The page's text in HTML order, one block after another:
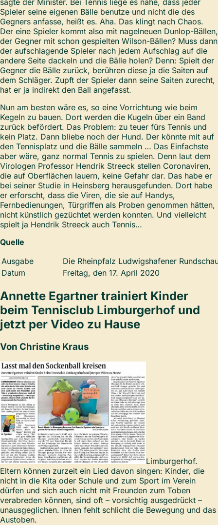
sagte der Minister. Bei Tennis liege es nahe, dass jeder
Spieler seine eigenen Bälle benutze und nicht die des
Gegners anfasse, heißt es. Aha. Das klingt nach Chaos.
Der eine Spieler kommt also mit nagelneuen Dunlop-Bällen,
der Gegner mit schon gespielten Wilson-Bällen? Muss dann
der aufschlagende Spieler nach jedem Aufschlag auf die
andere Seite dackeln und die Bälle holen? Denn: Spielt der
Gegner die Bälle zurück, berühren diese ja die Saiten auf
dem Schläger. Zupft der Spieler dann seine Saiten zurecht,
hat er ja indirekt den Ball angefasst.
Nun am besten wäre es, so eine Vorrichtung wie beim
Kegeln zu bauen. Dort werden die Kugeln über ein Band
zurück befördert. Das Problem: zu teuer fürs Tennis und
kein Platz. Dann bliebe noch der Hund. Der könnte mit auf
den Tennisplatz und die Bälle sammeln … Das Einfachste
aber wäre, ganz normal Tennis zu spielen. Denn laut dem
Virologen Professor Hendrik Streeck stellen Coronaviren,
die auf Oberflächen lauern, keine Gefahr dar. Das habe er
bei seiner Studie in Heinsberg herausgefunden. Dort habe
er erforscht, dass die Viren, die sie auf Handys,
Fernbedienungen, Türgriffen als Proben genommen hätten,
nicht künstlich gezüchtet werden konnten. Und vielleicht
spielt ja Hendrik Streeck auch Tennis…
Quelle
Ausgabe
Die Rheinpfalz Ludwigshafener
Datum
Freitag, den 17. April 2020
Annette Egartner trainiert Kinder
beim Tennisclub Limburgerhof und
jetzt per Video zu Hause
Von Christine Kraus
Limburgerhof.
Eltern können zurzeit ein Lied davon singen: Kinder, die
nicht in die Kita oder Schule und zum Sport im Verein
dürfen und sich auch nicht mit Freunden zum Toben
verabreden können, sind oft – vorsichtig ausgedrückt –
unausgeglichen. Ihnen fehlt schlicht die Bewegung und das
Austoben.